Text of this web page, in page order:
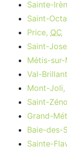
Sainte-
Saint-
Price, QC
Saint-
Métis-sur-
Val-
Mont-Joli,
Saint-
Grand-
Baie-des-
Sainte-